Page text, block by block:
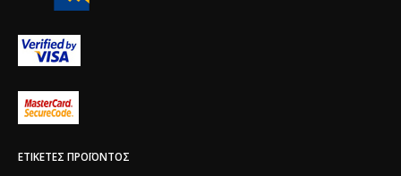
ΕΤΙΚΈΤΕΣ ΠΡΟΪΌΝΤΟΣ